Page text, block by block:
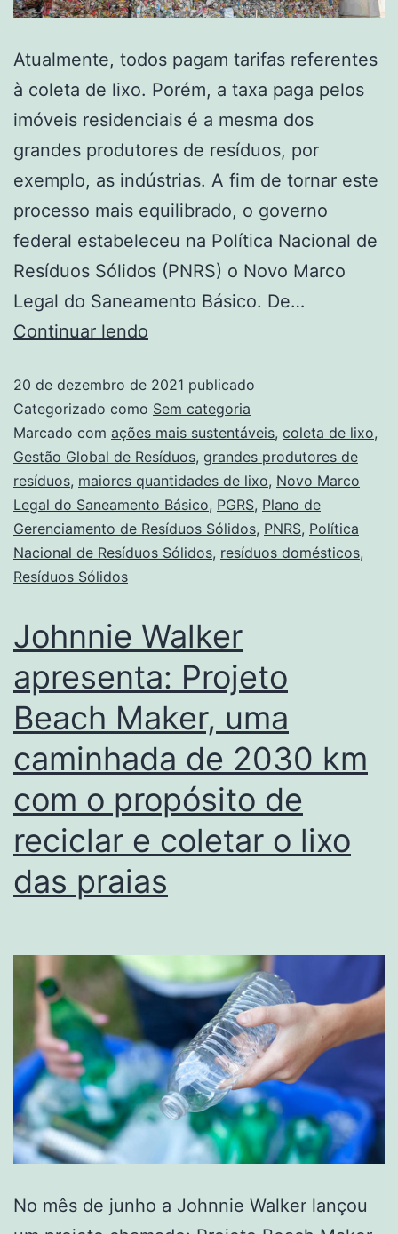
Atualmente, todos pagam tarifas referentes
à coleta de lixo. Porém, a taxa paga pelos
imóveis residenciais é a mesma dos
grandes produtores de resíduos, por
exemplo, as indústrias. A fim de tornar este
processo mais equilibrado, o governo
federal estabeleceu na Política Nacional de
Resíduos Sólidos (PNRS) o Novo Marco
Legal do Saneamento Básico. De…
Continuar lendo
20 de dezembro de 2021 publicado
Categorizado como Sem categoria
Marcado com ações mais sustentáveis, coleta de lixo,
Gestão Global de Resíduos, grandes produtores de
resíduos, maiores quantidades de lixo, Novo Marco
Legal do Saneamento Básico, PGRS, Plano de
Gerenciamento de Resíduos Sólidos, PNRS, Política
Nacional de Resíduos Sólidos, resíduos domésticos,
Resíduos Sólidos
Johnnie Walker
apresenta: Projeto
Beach Maker, uma
caminhada de 2030 km
com o propósito de
reciclar e coletar o lixo
das praias
No mês de junho a Johnnie Walker lançou